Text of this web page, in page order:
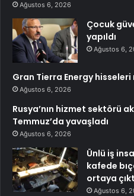
Ağustos 6, 2026
Çocuk
yapıldı
Ağustos 6,
Gran Tierra Energy
Ağustos 6, 2026
Rusya’nın hizmet sektörü
Temmuz’da yavaşladı
Ağustos 6, 2026
Ünlü iş
kafede
ortaya
Ağustos 6,